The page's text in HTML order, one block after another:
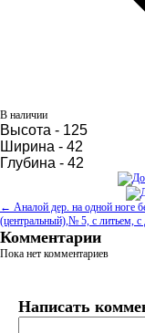
В наличии
Высота - 125
Ширина - 42
Глубина - 42
← Аналой дер. на одной ноге
(центральный),№ 5, с литьем,
Комментарии
Пока нет комментариев
Написать